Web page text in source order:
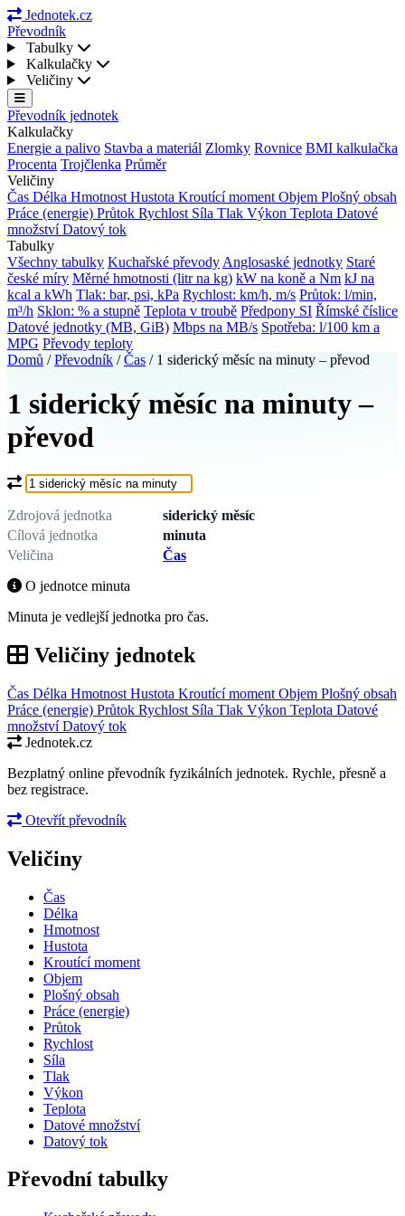
Jednotek.cz
Převodník
Tabulky
Kalkulačky
Veličiny
Převodník jednotek
Kalkulačky
Energie a palivo Stavba a materiál Zlomky Rovnice BMI kalkulačka
Procenta Trojčlenka Průměr
Veličiny
Čas Délka Hmotnost Hustota Kroutící moment Objem Plošný obsah
Práce (energie) Průtok Rychlost Síla Tlak Výkon Teplota Datové
množstvíDatový tok
Tabulky
Všechny tabulky Kuchařské převody Anglosaské jednotky Staré
české míry Měrné hmotnosti (litr na kg) kW na koně a Nm kJ na
kcal a kWh Tlak: bar, psi, kPa Rychlost: km/h, m/s Průtok: l/min,
m³/h Sklon: % a stupně Teplota v troubě Předpony SI Římské číslice
Datové jednotky (MB, GiB) Mbps na MB/s Spotřeba: l/100 km a
MPG Převody teploty
Domů / Převodník / Čas / 1 siderický měsíc na minuty – převod
1 siderický měsíc na minuty –
převod
Co chcete převést?
Zdrojová jednotka
siderický měsíc
Cílová jednotka
minuta
Veličina
Čas
O jednotce minuta
Minuta je vedlejší jednotka pro čas.
Veličiny jednotek
Čas Délka Hmotnost Hustota Kroutící moment Objem Plošný obsah
Práce (energie) Průtok Rychlost Síla Tlak Výkon Teplota Datové
množstvíDatový tok
Jednotek.cz
Bezplatný online převodník fyzikálních jednotek. Rychle, přesně a
bez registrace.
Otevřít převodník
Veličiny
Čas
Délka
Hmotnost
Hustota
Kroutící moment
Objem
Plošný obsah
Práce (energie)
Průtok
Rychlost
Síla
Tlak
Výkon
Teplota
Datové množství
Datový tok
Převodní tabulky